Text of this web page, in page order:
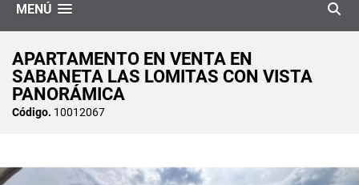
MENÚ
APARTAMENTO EN VENTA EN
SABANETA LAS LOMITAS CON VISTA
PANORÁMICA
Código. 10012067